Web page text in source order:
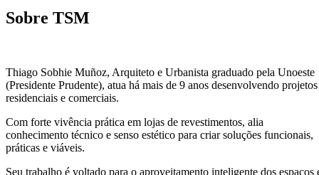
Sobre TSM
Thiago Sobhie Muñoz, Arquiteto e Urbanista graduado pela Unoeste
(Presidente Prudente), atua há mais de 9 anos desenvolvendo projetos
residenciais e comerciais.
Com forte vivência prática em lojas de revestimentos, alia
conhecimento técnico e senso estético para criar soluções funcionais,
práticas e viáveis.
Seu trabalho é voltado para o aproveitamento inteligente dos espaços